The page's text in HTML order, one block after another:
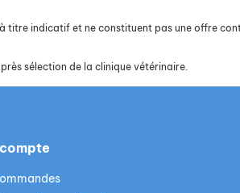
titre indicatif et ne constituent pas une offre
sélection de la clinique vétérinaire.